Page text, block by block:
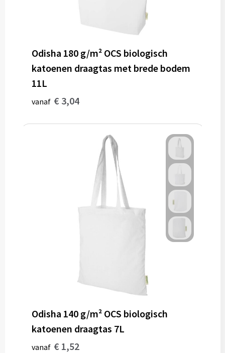
Odisha 180 g/m² OCS biologisch
katoenen draagtas met brede bodem
11L
vanaf € 3,04
Odisha 140 g/m² OCS biologisch
katoenen draagtas 7L
vanaf € 1,52